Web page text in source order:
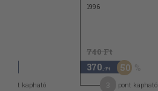
pont kapható
1996
740 Ft
370 ,-Ft 50
pont kapható